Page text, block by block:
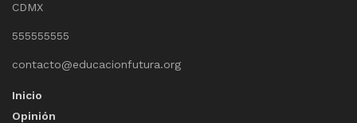
CDMX
555555555
contacto@educacionfutura.org
Inicio
Opinión